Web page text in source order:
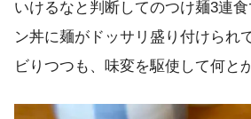
いけるなと判断してのつけ麺3連
ン丼に麺がドッサリ盛り付けられ
ビりつつも、味変を駆使して何と